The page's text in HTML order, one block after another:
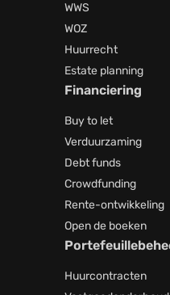
WWS
WOZ
Huurrecht
Estate planning
Financiering
Buy to let
Verduurzaming
Debt funds
Crowdfunding
Rente-ontwikkeling
Open de boeken
Huurcontracten